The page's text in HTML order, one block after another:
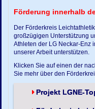
Förderung innerhalb
Der Förderkreis
großzügigen Unterstützung
Athleten der LG Neckar-Enz
unserer Arbeit unterstützen.
Klicken Sie auf einen der
Sie mehr über den
Projekt LGNE-